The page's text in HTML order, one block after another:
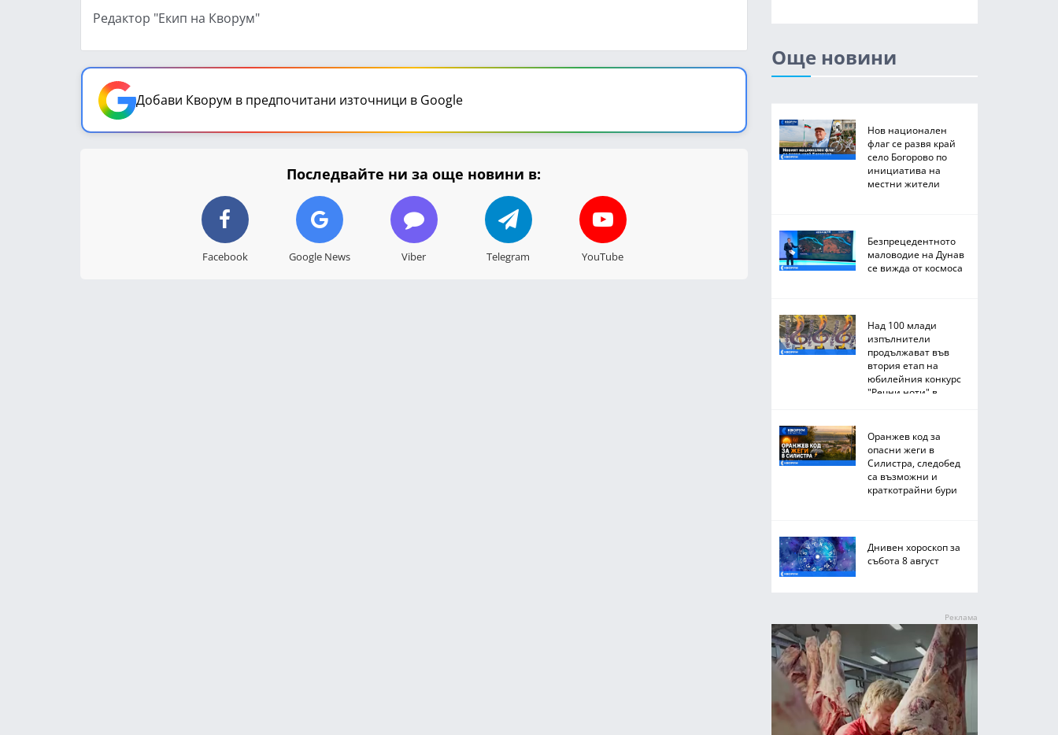
Редактор "Екип на Кворум"
Добави Кворум в предпочитани източници в Google
Последвайте ни за още новини в:
Facebook Google News Viber Telegram YouTube
Още новини
Нов национален
флаг се развя край
село Богорово по
инициатива на
местни жители
Безпрецедентното
маловодие на Дунав
се вижда от космоса
Над 100 млади
изпълнители
продължават във
втория етап на
юбилейния конкурс
"Речни ноти" в
Оранжев код за
опасни жеги в
Силистра, следобед
са възможни и
краткотрайни бури
Днивен хороскоп за
събота 8 август